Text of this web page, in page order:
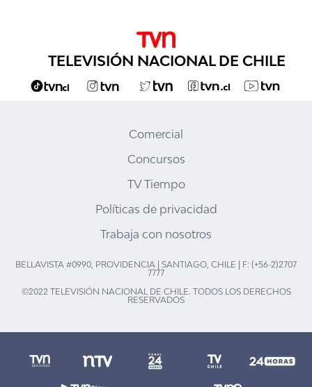
TELEVISIÓN NACIONAL DE CHILE
Comercial
Concursos
TV Tiempo
Políticas de privacidad
Trabaja con nosotros
BELLAVISTA #0990, PROVIDENCIA | SANTIAGO, CHILE | F: (+56-2)2707
7777
©2022 TELEVISIÓN NACIONAL DE CHILE. TODOS LOS DERECHOS
RESERVADOS